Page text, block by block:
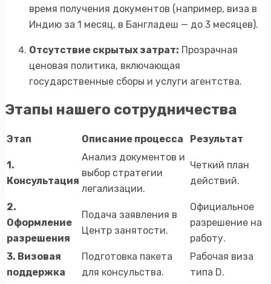
время получения документов (например, виза в
Индию за 1 месяц, в Бангладеш — до 3 месяцев).
Отсутствие скрытых затрат: Прозрачная
ценовая политика, включающая
государственные сборы и услуги агентства.
Этапы нашего сотрудничества
Этап Описание процесса Результат
1.
Консультация
Анализ документов и
выбор стратегии
легализации.
Четкий план
действий.
2.
Оформление
разрешения
Подача заявления в
Центр занятости.
Официальное
разрешение на
работу.
3. Визовая
поддержка
Подготовка пакета
для консульства.
Рабочая виза
типа D.